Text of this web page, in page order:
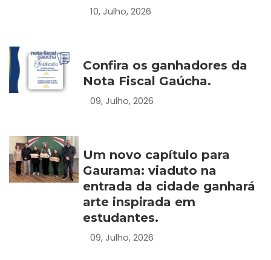
10, Julho, 2026
Confira os ganhadores da
Nota Fiscal Gaúcha.
09, Julho, 2026
Um novo capítulo para
Gaurama: viaduto na
entrada da cidade ganhará
arte inspirada em
estudantes.
09, Julho, 2026